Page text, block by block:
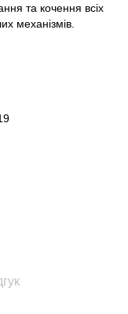
та кочення всіх
механізмів.